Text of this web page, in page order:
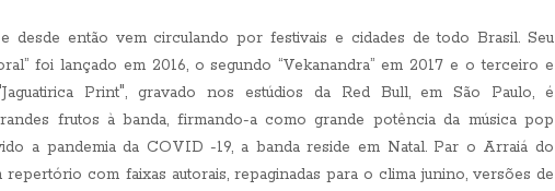
desde então vem circulando por festivais e cidades de todo Brasil. Seu
foi lançado em 2016, o segundo “Vekanandra” em 2017 e o terceiro e
Print", gravado nos estúdios da Red Bull, em São Paulo, é
frutos à banda, firmando-a como grande potência da música pop
a pandemia da COVID -19, a banda reside em Natal. Par o Arraiá do
repertório com faixas autorais, repaginadas para o clima junino, versões de